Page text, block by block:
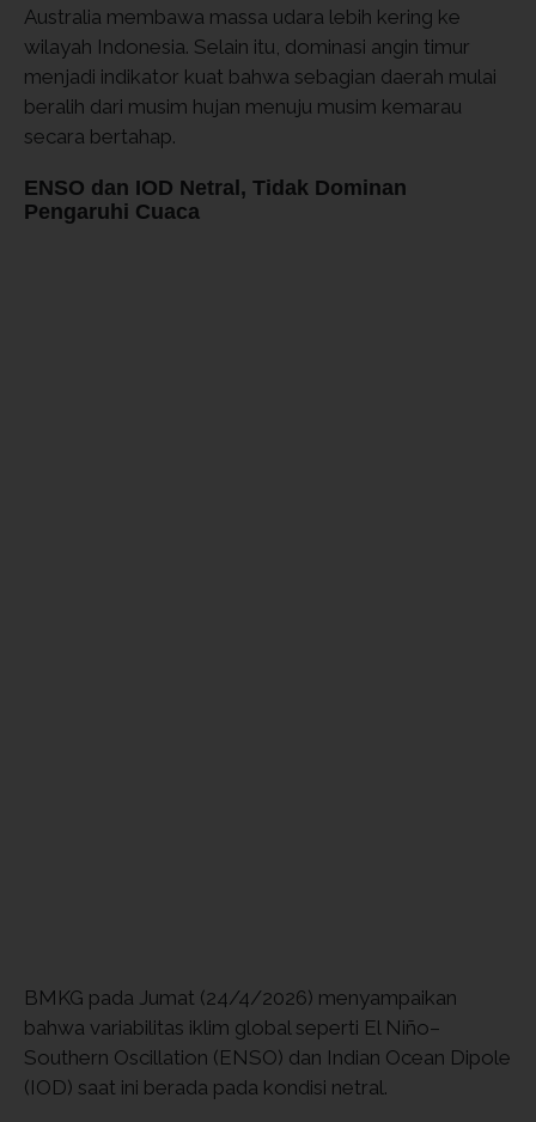
Australia membawa massa udara lebih kering ke
wilayah Indonesia. Selain itu, dominasi angin timur
menjadi indikator kuat bahwa sebagian daerah mulai
beralih dari musim hujan menuju musim kemarau
secara bertahap.
ENSO dan IOD Netral, Tidak Dominan
Pengaruhi Cuaca
BMKG pada Jumat (24/4/2026) menyampaikan
bahwa variabilitas iklim global seperti El Niño–
Southern Oscillation (ENSO) dan Indian Ocean Dipole
(IOD) saat ini berada pada kondisi netral.